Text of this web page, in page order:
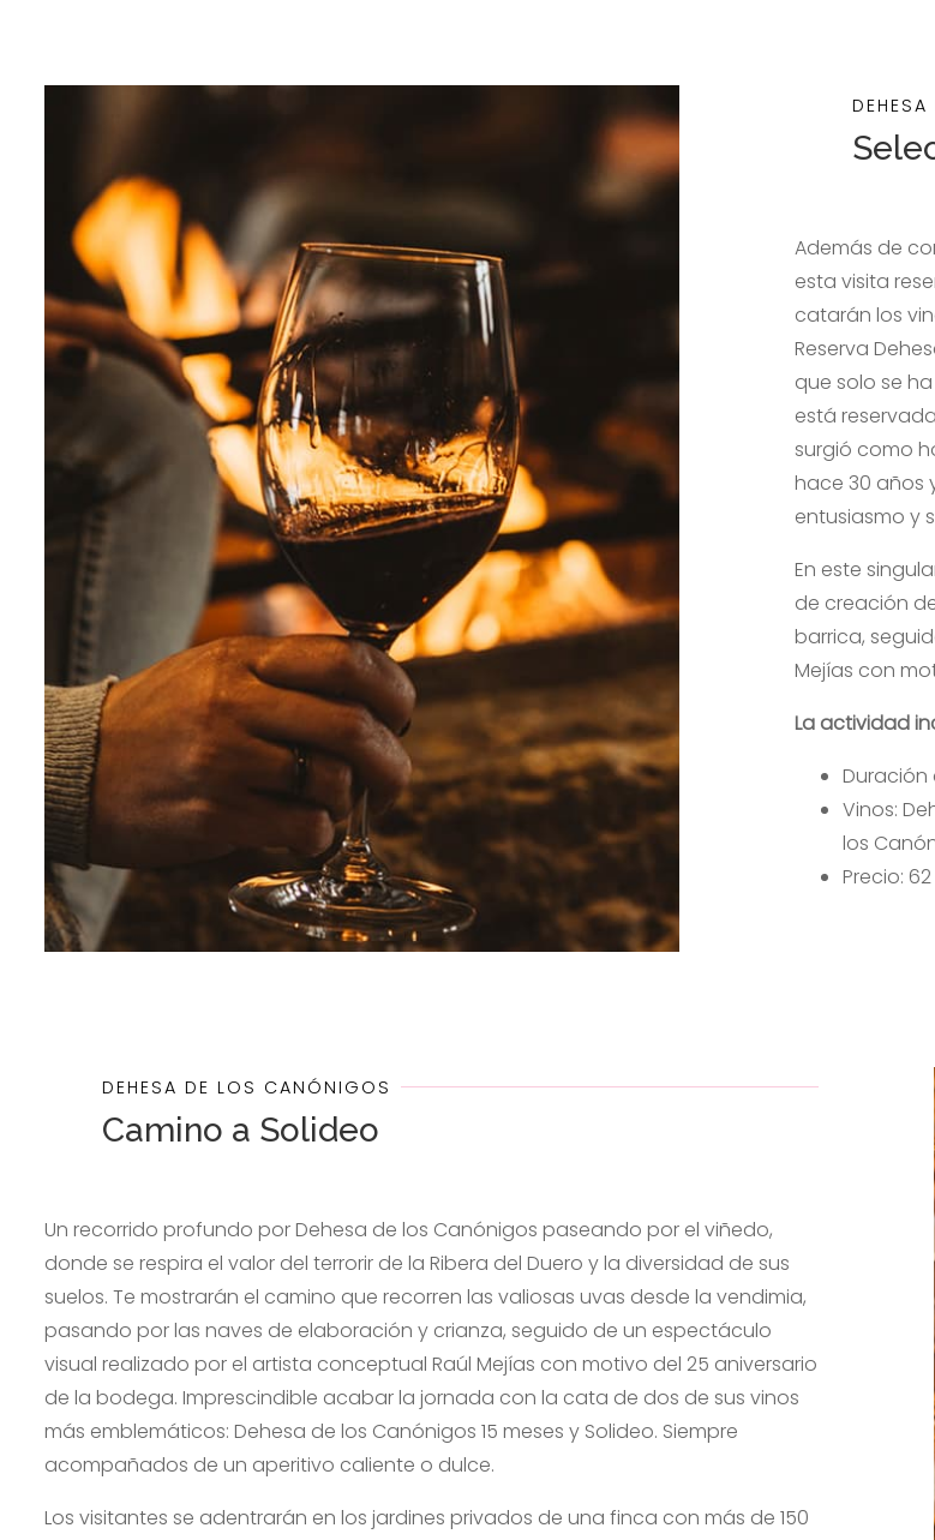
Además de
esta visita
catarán los
Reserva
que solo se
está
surgió como
hace 30 años
entusiasmo y
En este
de creación
barrica,
Mejías con
La actividad
Duración
Vinos:
los
Precio:
DEHESA DE LOS CANÓNIGOS
Camino a Solideo
Un recorrido profundo por Dehesa de los Canónigos paseando por el viñedo,
donde se respira el valor del terrorir de la Ribera del Duero y la diversidad de sus
suelos. Te mostrarán el camino que recorren las valiosas uvas desde la vendimia,
pasando por las naves de elaboración y crianza, seguido de un espectáculo
visual realizado por el artista conceptual Raúl Mejías con motivo del 25 aniversario
de la bodega. Imprescindible acabar la jornada con la cata de dos de sus vinos
más emblemáticos: Dehesa de los Canónigos 15 meses y Solideo. Siempre
acompañados de un aperitivo caliente o dulce.
Los visitantes se adentrarán en los jardines privados de una finca con más de 150